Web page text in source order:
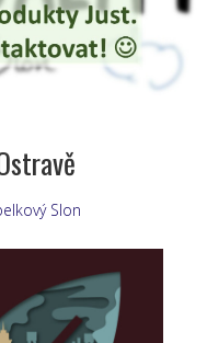
Slon